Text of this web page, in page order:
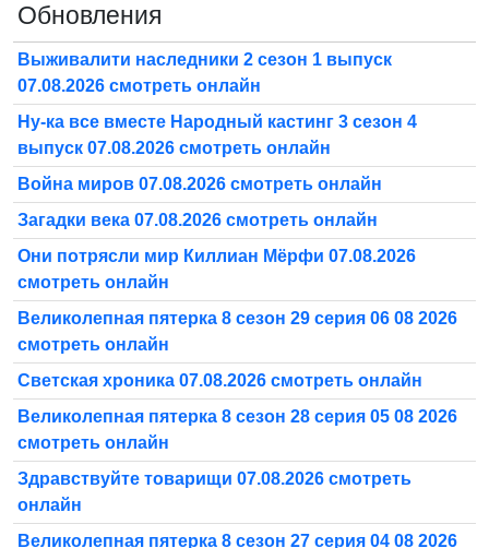
Обновления
Выживалити наследники 2 сезон 1 выпуск
07.08.2026 смотреть онлайн
Ну-ка все вместе Народный кастинг 3 сезон 4
выпуск 07.08.2026 смотреть онлайн
Война миров 07.08.2026 смотреть онлайн
Загадки века 07.08.2026 смотреть онлайн
Они потрясли мир Киллиан Мёрфи 07.08.2026
смотреть онлайн
Великолепная пятерка 8 сезон 29 серия 06 08 2026
смотреть онлайн
Светская хроника 07.08.2026 смотреть онлайн
Великолепная пятерка 8 сезон 28 серия 05 08 2026
смотреть онлайн
Здравствуйте товарищи 07.08.2026 смотреть
онлайн
Великолепная пятерка 8 сезон 27 серия 04 08 2026